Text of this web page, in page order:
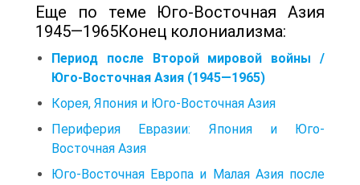
Еще по теме Юго-Восточная Азия
1945—1965Конец колониализма:
Период после Второй мировой войны /
Юго-Восточная Азия (1945—1965)
Корея, Япония и Юго-Восточная Азия
Периферия Евразии: Япония и Юго-
Восточная Азия
Юго-Восточная Европа и Малая Азия после